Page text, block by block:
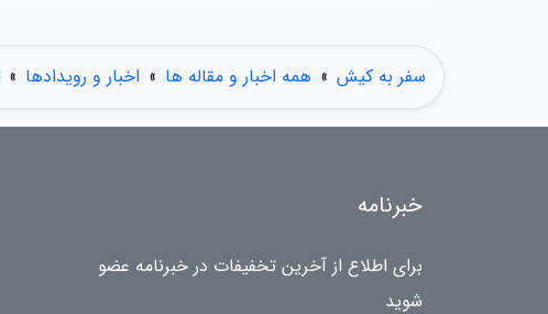
سفر به کیش » همه اخبار و مقاله ها » اخبار و رویدادها »
خبرنامه
برای اطلاع از آخرین تخفیفات در خبرنامه عضو
شوید